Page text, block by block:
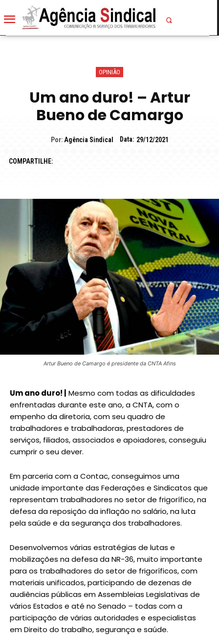
OPINIÃO
Um ano duro! – Artur
Bueno de Camargo
Por: Agência Sindical Data: 29/12/2021
COMPARTILHE:
Artur Bueno de Camargo é presidente da CNTA Afins
Um ano duro! | Mesmo com todas as dificuldades
enfrentadas durante este ano, a CNTA, com o
empenho da diretoria, com seu quadro de
trabalhadores e trabalhadoras, prestadores de
serviços, filiados, associados e apoiadores, conseguiu
cumprir o seu dever.
Em parceria com a Contac, conseguimos uma
unidade importante das Federações e Sindicatos que
representam trabalhadores no setor de frigorífico, na
defesa da reposição da inflação no salário, na luta
pela saúde e da segurança dos trabalhadores.
Desenvolvemos várias estratégias de lutas e
mobilizações na defesa da NR-36, muito importante
para os trabalhadores do setor de frigoríficos, com
materiais unificados, participando de dezenas de
audiências públicas em Assembleias Legislativas de
vários Estados e até no Senado – todas com a
participação de várias autoridades e especialistas
em Direito do trabalho, segurança e saúde.